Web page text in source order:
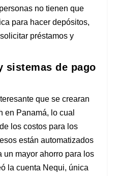
no tienen que
para hacer depósitos,
préstamos y
sistemas de pago
que se crearan
en Panamá, lo cual
los costos para los
están automatizados
un mayor ahorro para los
la cuenta Nequi, única